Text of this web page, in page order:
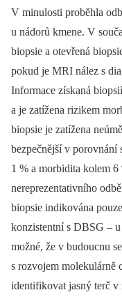
V minulosti proběhla
u nádorů kmene. V
biopsie a otevřená
pokud je MRI nález s
Informace získaná
a je zatížena rizikem
biopsie je zatížena
bezpečnější v porovnání
1 % a morbidita kolem
nereprezentativního
biopsie indikována
konzistentní s DBSG –⁠
možné, že v budoucnu
s rozvojem molekulárně
identifikovat jasný terč v